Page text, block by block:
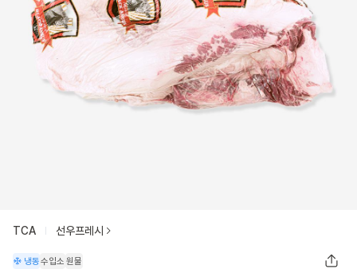
TCA 선우프레시
냉동수입소 원물